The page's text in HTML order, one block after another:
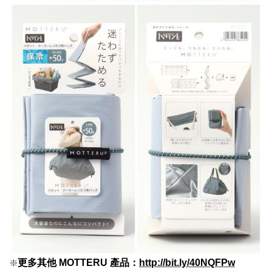
❇️更多其他 MOTTERU 產品： http://bit.ly/40NQFPw